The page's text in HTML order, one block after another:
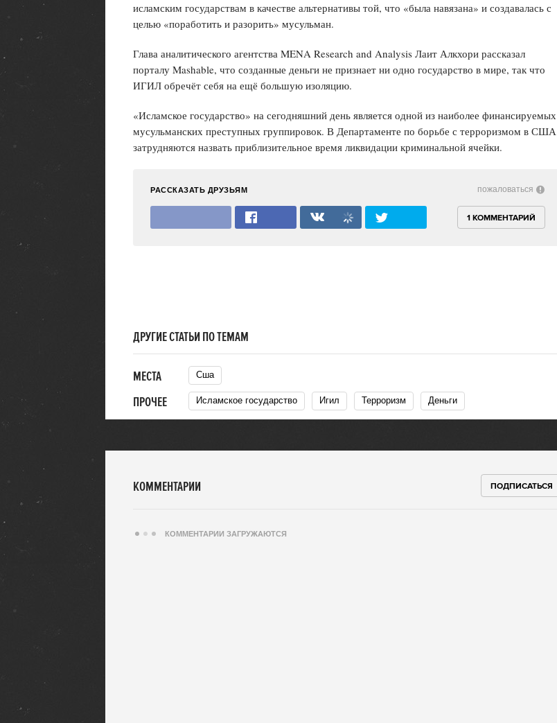
исламским государствам в качестве альтернативы той, что «была навязана» и создавалась с
целью «поработить и разорить» мусульман.
Глава аналитического агентства MENA Research and Analysis Лаит Алкхори рассказал
порталу Mashable, что созданные деньги не признает ни одно государство в мире, так что
ИГИЛ обречёт себя на ещё большую изоляцию.
«Исламское государство» на сегодняшний день является одной из наиболее финансируемых
мусульманских преступных группировок. В Департаменте по борьбе с терроризмом в США
затрудняются назвать приблизительное время ликвидации криминальной ячейки.
РАССКАЗАТЬ ДРУЗЬЯМ
1 КОММЕНТАРИЙ
пожаловаться
ДРУГИЕ СТАТЬИ ПО ТЕМАМ
МЕСТА Сша
ПРОЧЕЕ Исламское государство Игил Терроризм Деньги
КОММЕНТАРИИ ПОДПИСАТЬСЯ
КОММЕНТАРИИ ЗАГРУЖАЮТСЯ